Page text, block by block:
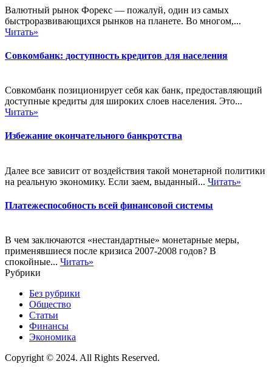
Валютный рынок Форекс — пожалуй, один из самых
быстроразвивающихся рынков на планете. Во многом,...
Читать»
Совкомбанк: доступность кредитов для населения
Совкомбанк позиционирует себя как банк, предоставляющий
доступные кредиты для широких слоев населения. Это...
Читать»
Избежание окончательного банкротства
Далее все зависит от воздействия такой монетарной политики
на реальную экономику. Если заем, выданный... Читать»
Платежеспособность всей финансовой системы
В чем заключаются «нестандартные» монетарные меры,
применявшиеся после кризиса 2007-2008 годов? В
спокойные... Читать»
Рубрики
Без рубрики
Общество
Статьи
Финансы
Экономика
Copyright © 2024. All Rights Reserved.